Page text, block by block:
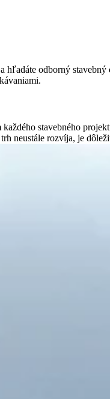
odborný
stavebného
neustále rozvíja, je